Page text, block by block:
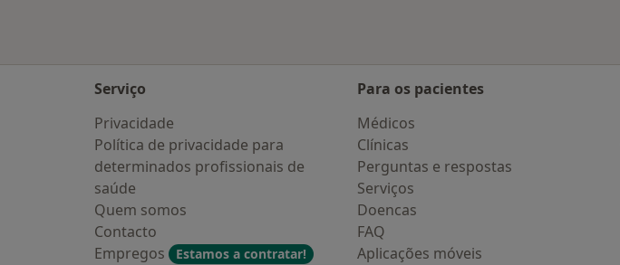
Serviço
Privacidade
Política de privacidade para
determinados profissionais de
saúde
Quem somos
Contacto
Empregos
Estamos a contratar!
Para os pacientes
Médicos
Clínicas
Perguntas e respostas
Serviços
Doencas
FAQ
Aplicações móveis